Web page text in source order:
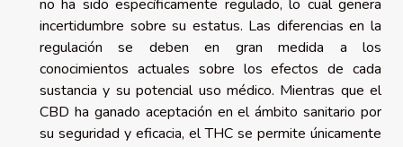
no ha sido específicamente regulado, lo cual genera
incertidumbre sobre su estatus. Las diferencias en la
regulación se deben en gran medida a los
conocimientos actuales sobre los efectos de cada
sustancia y su potencial uso médico. Mientras que el
CBD ha ganado aceptación en el ámbito sanitario por
su seguridad y eficacia, el THC se permite únicamente